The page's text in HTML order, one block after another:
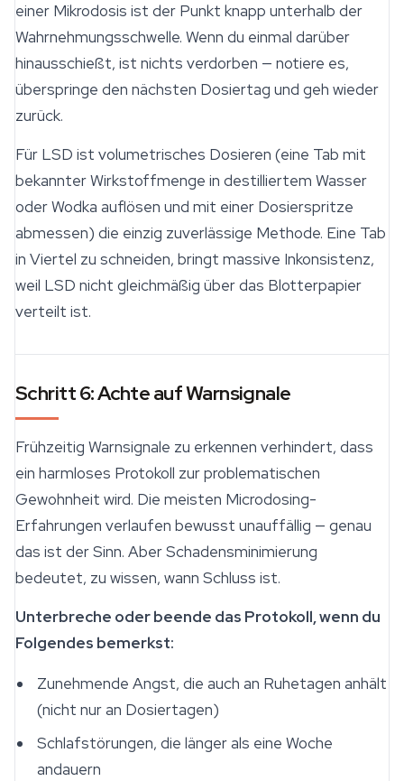
einer Mikrodosis ist der Punkt knapp unterhalb der
Wahrnehmungsschwelle. Wenn du einmal darüber
hinausschießt, ist nichts verdorben — notiere es,
überspringe den nächsten Dosiertag und geh wieder
zurück.
Für LSD ist volumetrisches Dosieren (eine Tab mit
bekannter Wirkstoffmenge in destilliertem Wasser
oder Wodka auflösen und mit einer Dosierspritze
abmessen) die einzig zuverlässige Methode. Eine Tab
in Viertel zu schneiden, bringt massive Inkonsistenz,
weil LSD nicht gleichmäßig über das Blotterpapier
verteilt ist.
Schritt 6: Achte auf Warnsignale
Frühzeitig Warnsignale zu erkennen verhindert, dass
ein harmloses Protokoll zur problematischen
Gewohnheit wird. Die meisten Microdosing-
Erfahrungen verlaufen bewusst unauffällig — genau
das ist der Sinn. Aber Schadensminimierung
bedeutet, zu wissen, wann Schluss ist.
Unterbreche oder beende das Protokoll, wenn du
Folgendes bemerkst:
Zunehmende Angst, die auch an Ruhetagen anhält
(nicht nur an Dosiertagen)
Schlafstörungen, die länger als eine Woche
andauern